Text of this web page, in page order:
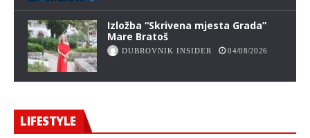
Izložba “Skrivena mjesta Grada”
Mare Bratoš
DUBROVNIK INSIDER 04/08/2026
LIFESTYLE